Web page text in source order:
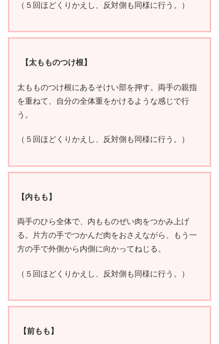
（５回ほどくりかえし、反対側も同様に行う。）
【太もものつけ根】
太もものつけ根にあるそけい部を押す。両手の親指
を重ねて、自分の全体重をかけるような感じで行
う。
（５回ほどくりかえし、反対側も同様に行う。）
【内もも】
両手のひら全体で、内もものぜい肉をつかみ上げ
る。片方の手でつかんだ肉をおさえながら、もう一
方の手で外側から内側に向かってねじる。
（５回ほどくりかえし、反対側も同様に行う。）
【前もも】